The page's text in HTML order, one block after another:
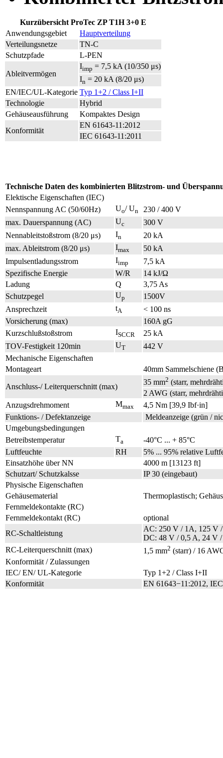
Kurzübersicht ProTec ZP T1H 3+0 E
Anwendungsgebiet
Hauptverteilung
Verteilungsnetze
TN-C
Schutzpfade
L-PEN
Ableitvermögen
Iimp = 7,5 kA (10/350 μs)
In = 20 kA (8/20 μs)
EN/IEC/UL-Kategorie Typ 1+2 / Class I+II
Technologie
Hybrid
Gehäuseausführung
Kompaktes Design
Konformität
EN 61643-11:2012
IEC 61643-11:2011
Technische Daten des kombinierten Blitzstrom- und
Elektische Eigenschaften (IEC)
Nennspannung AC (50/60Hz)
Uo/ Un
230 / 400 V
max. Dauerspannung (AC)
Uc
300 V
Nennableitstoßstrom (8/20 μs)
In
20 kA
max. Ableitstrom (8/20 μs)
Imax
50 kA
Impulsentladungsstrom
Iimp
7,5 kA
Spezifische Energie
W/R
14 kJ/Ω
Ladung
Q
3,75 As
Schutzpegel
Up
1500V
Ansprechzeit
tA
< 100 ns
Vorsicherung (max)
160A gG
Kurzschlußstoßstrom
ISCCR
25 kA
TOV-Festigkeit 120min
UT
442 V
Mechanische Eigenschaften
Montageart
40mm Sammelschiene
Anschluss-/ Leiterquerschnitt (max)
35 mm2 (starr,
2 AWG (starr,
Anzugsdrehmoment
Mmax
4,5 Nm [39,9 Ibf·in]
Funktions- / Defektanzeige
Meldeanzeige (grün /
Umgebungsbedingungen
Betreibstemperatur
Ta
-40°C ... + 85°C
Luftfeuchte
RH
5% ... 95% relative
Einsatzhöhe über NN
4000 m [13123 ft]
Schutzart/ Schutzkalsse
IP 30 (eingebaut)
Physische Eigenschaften
Gehäusematerial
Thermoplastisch;
Fernmeldekontakte (RC)
Fernmeldekontakt (RC)
optional
RC-Schaltleistung
AC: 250 V / 1A, 125 V
DC: 48 V / 0,5 A, 24 V
RC-Leiterquerschnitt (max)
1,5 mm2 (starr) / 16
Konformität / Zulassungen
IEC/ EN/ UL-Kategorie
Typ 1+2 / Class I+II
Konformität
EN 61643−11:2012,